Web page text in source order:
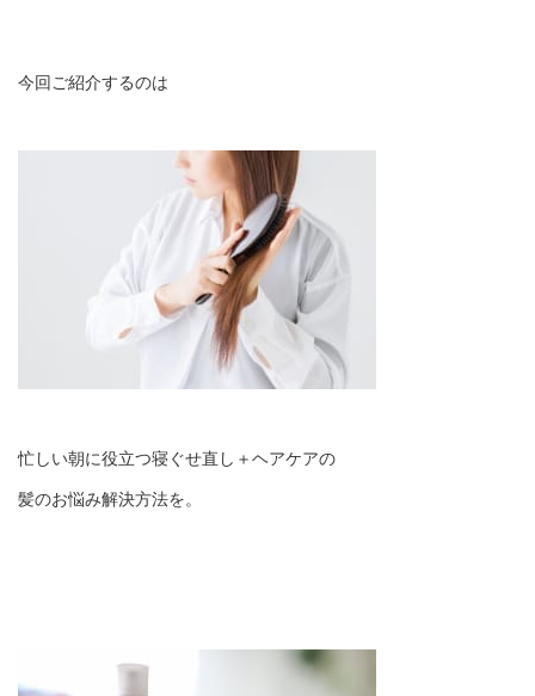
今回ご紹介するのは
忙しい朝に役立つ寝ぐせ直し＋ヘアケアの
髪のお悩み解決方法を。